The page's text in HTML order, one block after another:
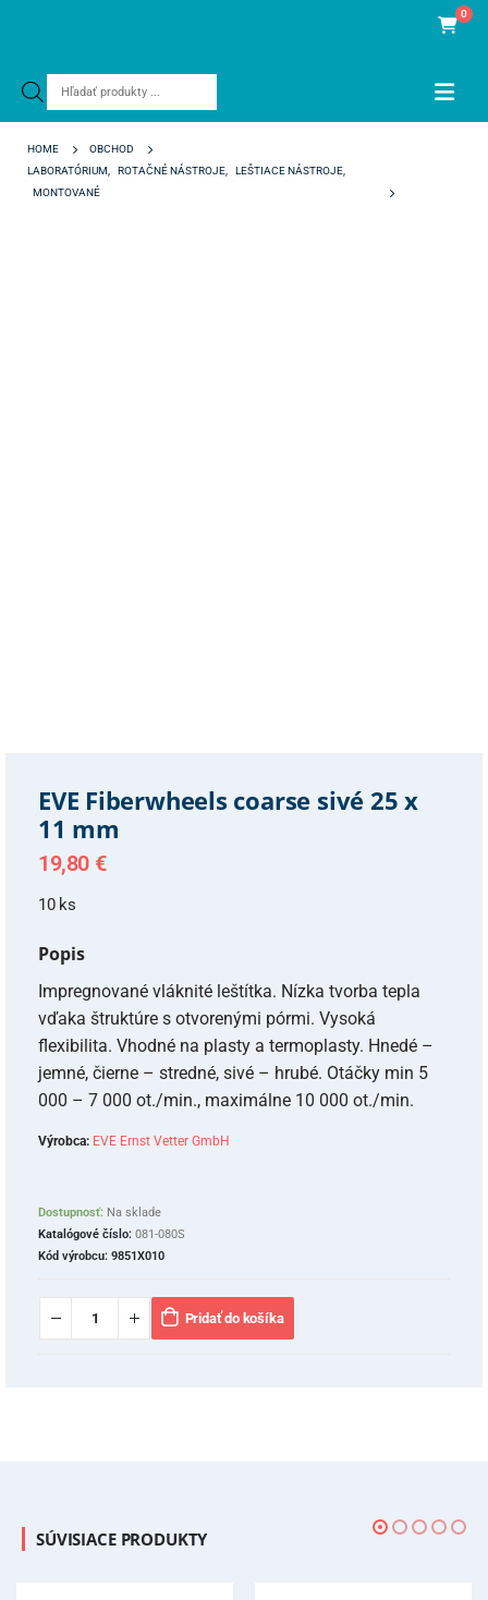
Products
0
HOME
OBCHOD
LABORATÓRIUM
ROTAČNÉ NÁSTROJE LEŠTIACE NÁSTROJE
MONTOVANÉ
EVE Fiberwheels coarse sivé 25 x
11 mm
19,80 €
10 ks
Popis
Impregnované vláknité leštítka. Nízka tvorba tepla
vďaka štruktúre s otvorenými pórmi. Vysoká
flexibilita. Vhodné na plasty a termoplasty. Hnedé –
jemné, čierne – stredné, sivé – hrubé. Otáčky min 5
000 – 7 000 ot./min., maximálne 10 000 ot./min.
Výrobca: EVE Ernst Vetter GmbH
Dostupnosť: Na sklade
Katalógové číslo: 081-080S
Kód výrobcu: 9851X010
Pridať do košíka
SÚVISIACE PRODUKTY